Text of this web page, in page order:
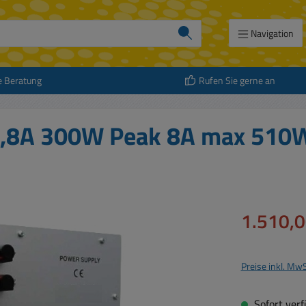
Navigation
Beratung Rufen Sie gerne an
300W Peak 8A max
Verkaufspreis:
Preise inkl.